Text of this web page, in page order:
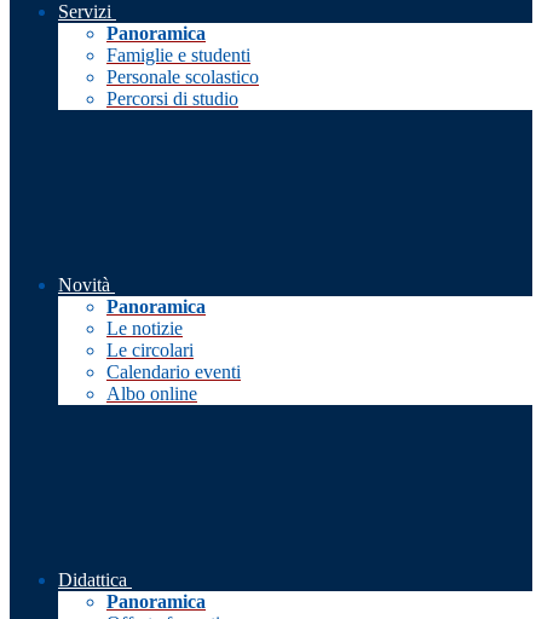
Servizi
Panoramica
Famiglie e studenti
Personale scolastico
Percorsi di studio
Novità
Panoramica
Le notizie
Le circolari
Calendario eventi
Albo online
Didattica
Panoramica